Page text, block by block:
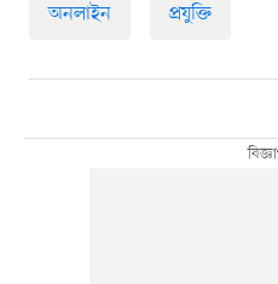
অনলাইন প্রযুক্তি